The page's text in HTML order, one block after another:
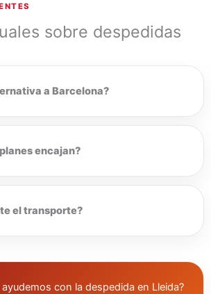
sobre despedidas
a Barcelona?
encajan?
el transporte?
ayudemos con la despedida en Lleida?